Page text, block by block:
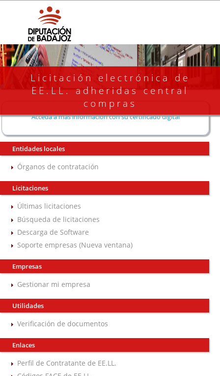
Licitación electrónica de
EE.LL. adheridas central
compras
Acceda a más información con su certificado digital
Entidades locales
Órganos de contratación
Licitaciones
Últimas licitaciones
Búsqueda de licitaciones
Descarga de Software
Soporte empresas (Nueva ventana)
Empresas
Gestionar mi empresa
Utilidades
Verificación de documentos
Enlaces
Perfil de Contratante de EE.LL.